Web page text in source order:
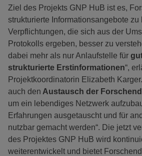
Ziel des Projekts GNP HuB ist es,
strukturierte Informationsangebote zu
Verpflichtungen, die sich aus der
Protokolls ergeben, besser zu
dabei mehr als nur Anlaufstelle für
strukturierte Erstinformationen“,
Projektkoordinatorin Elizabeth
auch den Austausch der
um ein lebendiges Netzwerk
Erfahrungen ausgetauscht und für
nutzbar gemacht werden“. Die jetzt
des Projektes GNP HuB wird
weiterentwickelt und bietet